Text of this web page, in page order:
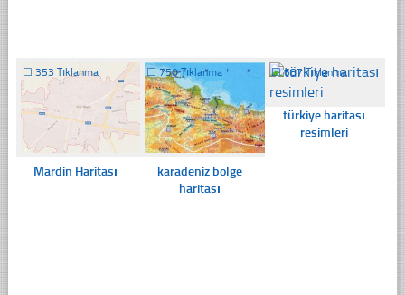
☐ 353 Tıklanma
Mardin Haritası
☐750 Tıklanma
karadeniz bölge
haritası
☐687 Tıklanma
türkiye haritası
resimleri